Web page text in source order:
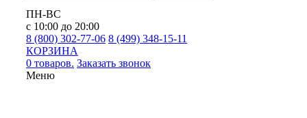
ПН-ВС
с 10:00 до 20:00
8 (800) 302-77-06 8 (499) 348-15-11
КОРЗИНА
0 товаров. Заказать звонок
Меню